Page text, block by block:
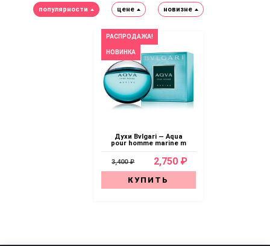
популярности цене новизне
РАСПРОДАЖА!
НОВИНКА
Духи Bvlgari — Aqua
pour homme marine m
3,400 ₽ 2,750 ₽
КУПИТЬ